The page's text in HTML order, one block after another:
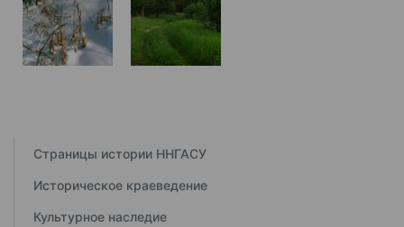
Страницы истории ННГАСУ
Историческое краеведение
Культурное наследие